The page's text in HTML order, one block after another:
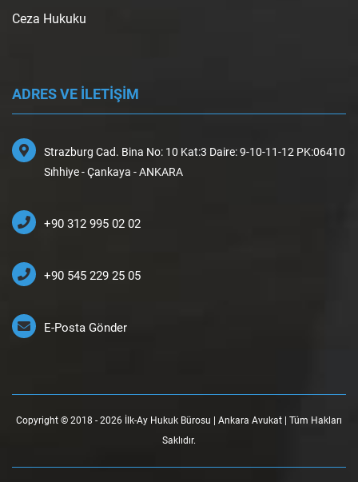
Ceza Hukuku
ADRES VE İLETİŞİM
Strazburg Cad. Bina No: 10 Kat:3 Daire: 9-10-11-12 PK:06410
Sıhhiye - Çankaya - ANKARA
+90 312 995 02 02
+90 545 229 25 05
E-Posta Gönder
Copyright © 2018 - 2026 İlk-Ay Hukuk Bürosu | Ankara Avukat | Tüm Hakları
Saklıdır.